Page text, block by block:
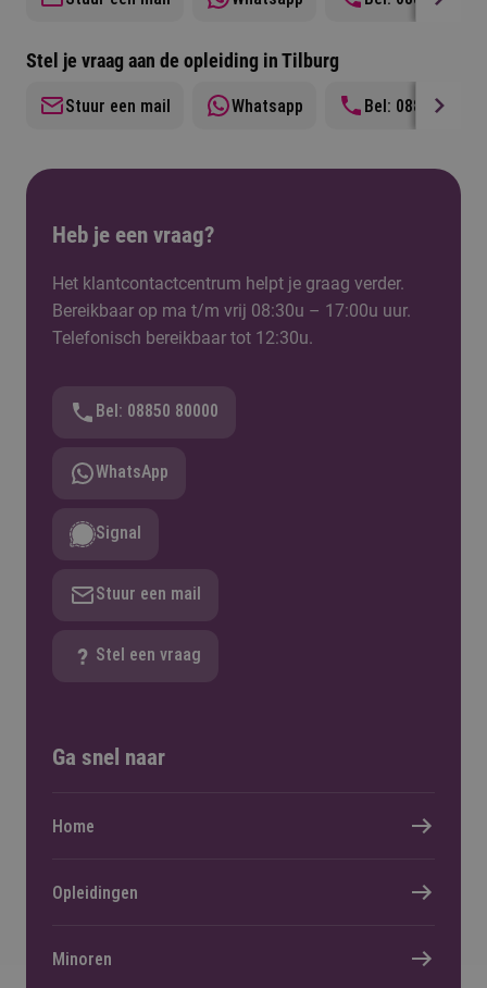
Stel je vraag aan de opleiding in Tilburg
Stuur een mail Whatsapp Bel: 0885077066
Heb je een vraag?
Het klantcontactcentrum helpt je graag verder.
Bereikbaar op ma t/m vrij 08:30u – 17:00u uur.
Telefonisch bereikbaar tot 12:30u.
Bel: 08850 80000
WhatsApp
Signal
Stuur een mail
Stel een vraag
Ga snel naar
Home
Opleidingen
Minoren